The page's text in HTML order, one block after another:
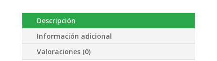
Descripción
Información adicional
Valoraciones (0)